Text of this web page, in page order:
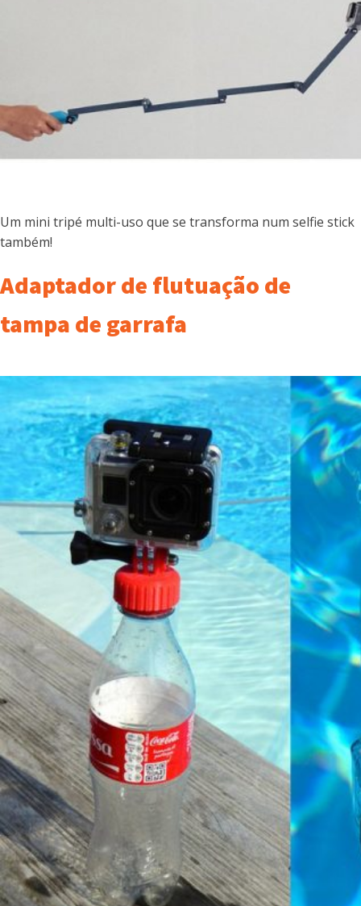
Um mini tripé multi-uso que se transforma num selfie stick
também!
Adaptador de flutuação de
tampa de garrafa